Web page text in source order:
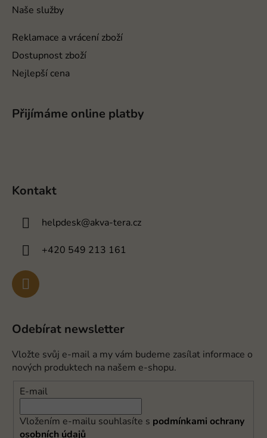
Naše služby
Reklamace a vrácení zboží
Dostupnost zboží
Nejlepší cena
Přijímáme online platby
Kontakt
helpdesk@akva-tera.cz
+420 549 213 161
Odebírat newsletter
Vložte svůj e-mail a my vám budeme zasílat informace o
nových produktech na našem e-shopu.
E-mail
Vložením e-mailu souhlasíte s podmínkami ochrany
osobních údajů